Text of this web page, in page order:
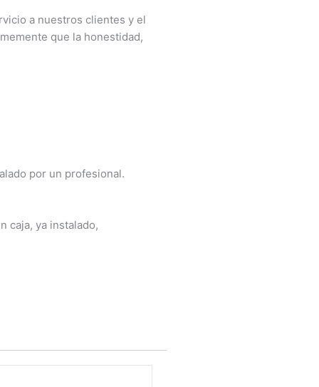
a nuestros clientes y el
que la honestidad,
por un profesional.
caja, ya instalado,